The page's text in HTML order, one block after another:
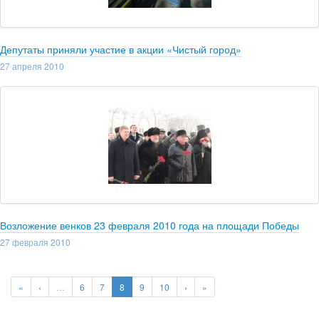
Депутаты приняли участие в акции «Чистый город»
27 апреля 2010
Возложение венков 23 февраля 2010 года на площади Победы
27 февраля 2010
Страницы
« ‹ 6 7 8 9 10 › »